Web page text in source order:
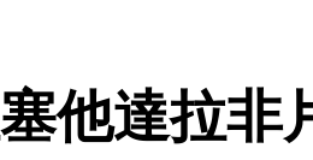
他達拉非